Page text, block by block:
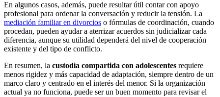
En algunos casos, además, puede resultar útil contar con apoyo
profesional para ordenar la conversación y reducir la tensión. La
mediación familiar en divorcios o fórmulas de coordinación, cuando
procedan, pueden ayudar a aterrizar acuerdos sin judicializar cada
diferencia, aunque su utilidad dependerá del nivel de cooperación
existente y del tipo de conflicto.
En resumen, la custodia compartida con adolescentes requiere
menos rigidez y más capacidad de adaptación, siempre dentro de un
marco claro y centrado en el interés del menor. Si la organización
actual ya no funciona, puede ser un buen momento para revisar el